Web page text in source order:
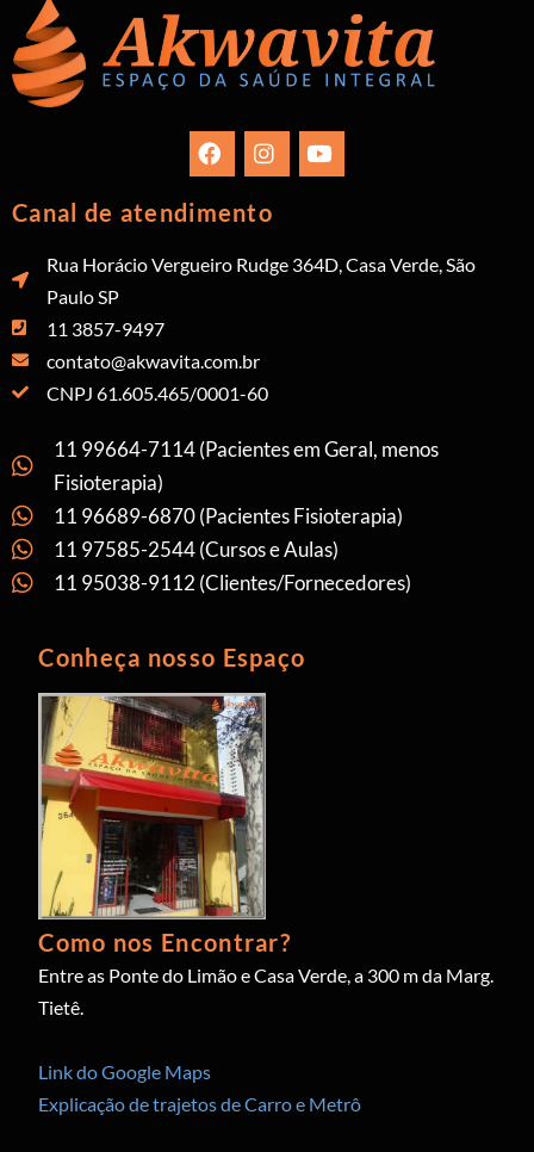
Canal de atendimento
Rua Horácio Vergueiro Rudge 364D, Casa Verde, São
Paulo SP
11 3857-9497
contato@akwavita.com.br
CNPJ 61.605.465/0001-60
11 99664-7114 (Pacientes em Geral, menos
Fisioterapia)
11 96689-6870 (Pacientes Fisioterapia)
11 97585-2544 (Cursos e Aulas)
11 95038-9112 (Clientes/Fornecedores)
Conheça nosso Espaço
Como nos Encontrar?
Entre as Ponte do Limão e Casa Verde, a 300 m da Marg.
Tietê.
Link do Google Maps
Explicação de trajetos de Carro e Metrô